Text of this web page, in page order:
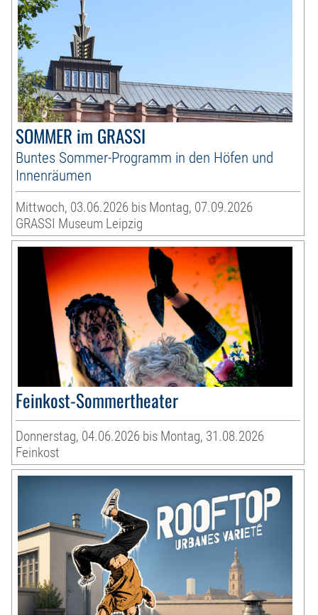
SOMMER im GRASSI
Buntes Sommer-Programm in den Höfen und
Innenräumen
Mittwoch, 03.06.2026 bis Montag, 07.09.2026
GRASSI Museum Leipzig
Feinkost-Sommertheater
Donnerstag, 04.06.2026 bis Montag, 31.08.2026
Feinkost